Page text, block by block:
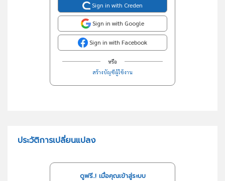
Sign in with Creden
Sign in with Google
Sign in with Facebook
หรือ
สร้างบัญชีผู้ใช้งาน
ประวัติการเปลี่ยนแปลง
ดูฟรี..! เมื่อคุณเข้าสู่ระบบ